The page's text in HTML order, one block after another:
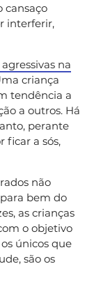
cansaço
interferir,
na
criança
tendência a
a outros. Há
perante
ficar a sós,
não
bem do
as crianças
o objetivo
únicos que
são os